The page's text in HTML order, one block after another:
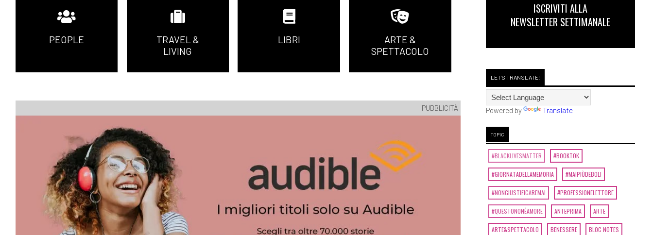
PEOPLE
TRAVEL &
LIVING
LIBRI
ARTE &
SPETTACOLO
PUBBLICITÀ
ISCRIVITI ALLA
NEWSLETTER SETTIMANALE
LET'S TRANSLATE!
Powered by Translate
TOPIC
#BLACKLIVESMATTER #BOOKTOK
#GIORNATADELLAMEMORIA #MAIPIÙDEBOLI
#NONGIUSTIFICAREMAI #PROFESSIONELETTORE
#QUESTONONÈAMORE ANTEPRIMA ARTE
ARTE&SPETTACOLO BENESSERE BLOC NOTES